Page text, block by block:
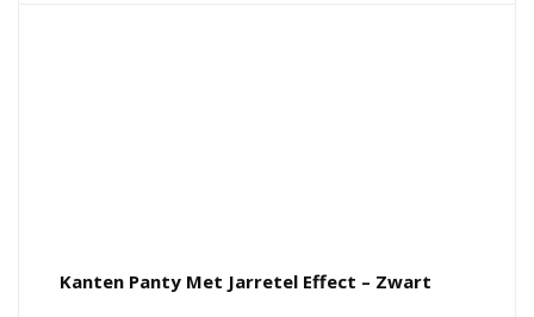
Kanten Panty Met Jarretel Effect – Zwart